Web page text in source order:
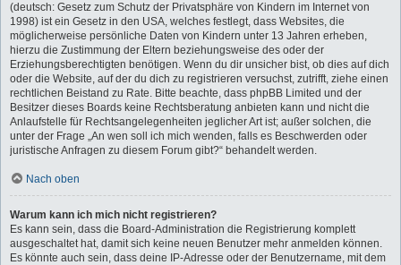
(deutsch: Gesetz zum Schutz der Privatsphäre von Kindern im Internet von
1998) ist ein Gesetz in den USA, welches festlegt, dass Websites, die
möglicherweise persönliche Daten von Kindern unter 13 Jahren erheben,
hierzu die Zustimmung der Eltern beziehungsweise des oder der
Erziehungsberechtigten benötigen. Wenn du dir unsicher bist, ob dies auf dich
oder die Website, auf der du dich zu registrieren versuchst, zutrifft, ziehe einen
rechtlichen Beistand zu Rate. Bitte beachte, dass phpBB Limited und der
Besitzer dieses Boards keine Rechtsberatung anbieten kann und nicht die
Anlaufstelle für Rechtsangelegenheiten jeglicher Art ist; außer solchen, die
unter der Frage „An wen soll ich mich wenden, falls es Beschwerden oder
juristische Anfragen zu diesem Forum gibt?“ behandelt werden.
Nach oben
Warum kann ich mich nicht registrieren?
Es kann sein, dass die Board-Administration die Registrierung komplett
ausgeschaltet hat, damit sich keine neuen Benutzer mehr anmelden können.
Es könnte auch sein, dass deine IP-Adresse oder der Benutzername, mit dem